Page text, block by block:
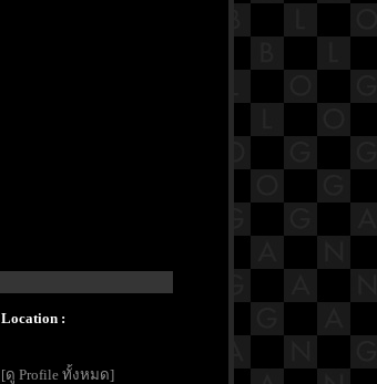
Location :
[ดู Profile ทั้งหมด]